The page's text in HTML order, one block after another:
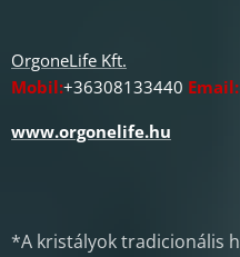
OrgoneLife Kft.
Mobil:+36308133440 Email:
www.orgonelife.hu
*A kristályok tradicionális